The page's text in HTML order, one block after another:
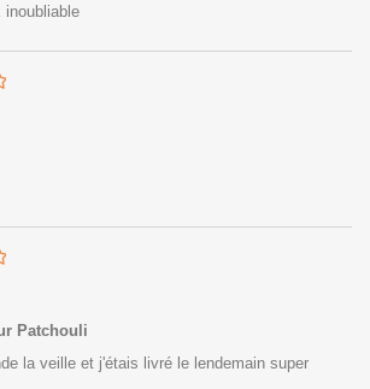
inoubliable
Patchouli
la veille et j'étais livré le lendemain super